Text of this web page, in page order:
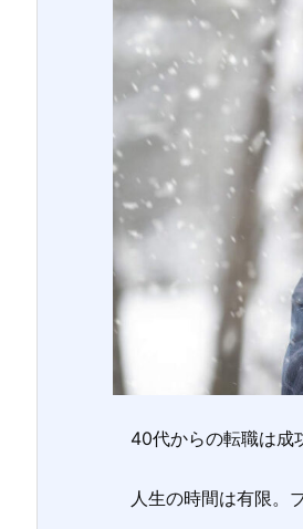
40代からの転職は成
人生の時間は有限。